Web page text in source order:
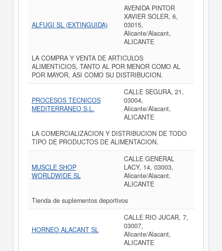
ALFUGI SL (EXTINGUIDA)
AVENIDA PINTOR
XAVIER SOLER, 6,
03015,
Alicante/Alacant,
ALICANTE
LA COMPRA Y VENTA DE ARTICULOS
ALIMENTICIOS, TANTO AL POR MENOR COMO AL
POR MAYOR, ASI COMO SU DISTRIBUCION.
PROCESOS TECNICOS
MEDITERRANEO S.L.
CALLE SEGURA, 21,
03004,
Alicante/Alacant,
ALICANTE
LA COMERCIALIZACION Y DISTRIBUCION DE TODO
TIPO DE PRODUCTOS DE ALIMENTACION.
MUSCLE SHOP
WORLDWIDE SL
CALLE GENERAL
LACY, 14, 03003,
Alicante/Alacant,
ALICANTE
Tienda de suplementos deportivos
HORNEO ALACANT SL
CALLE RIO JUCAR, 7,
03007,
Alicante/Alacant,
ALICANTE